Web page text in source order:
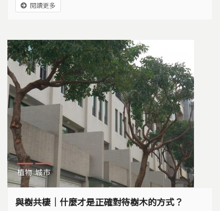
閱讀更多
植物 城市
與樹共棲｜什麼才是正確對待樹木的方式？